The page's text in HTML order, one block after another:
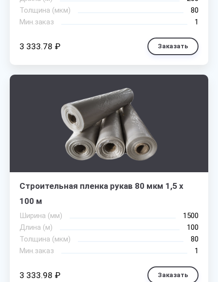
Толщина (мкм)
80
Мин.заказ
1
3 333.78 ₽ Заказать
Строительная пленка рукав 80 мкм 1,5 х
100 м
Ширина (мм)
1500
Длина (м)
100
Толщина (мкм)
80
Мин.заказ
1
3 333.98 ₽ Заказать